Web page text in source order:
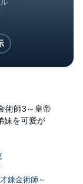
は天才錬金術師
術師3～皇帝
妹を可愛が
錬金術師～